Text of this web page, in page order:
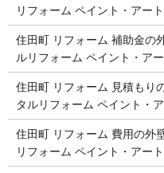
リフォーム ペイント・アー
住田町 リフォーム 補助金の
ルリフォーム ペイント・ア
住田町 リフォーム 見積もり
タルリフォーム ペイント・
住田町 リフォーム 費用の外
リフォーム ペイント・アー